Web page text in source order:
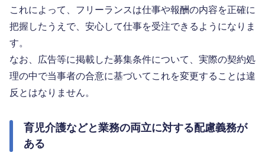
これによって、フリーランスは仕事や報酬の内容を正確に
把握したうえで、安心して仕事を受注できるようになりま
す。
なお、広告等に掲載した募集条件について、実際の契約処
理の中で当事者の合意に基づいてこれを変更することは違
反とはなりません。
育児介護などと業務の両立に対する配慮義務が
ある